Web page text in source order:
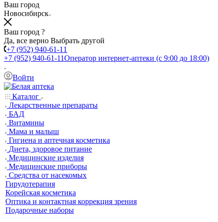
Ваш город
Новосибирск
Ваш город ?
Да, все верно Выбрать другой
+7 (952) 940-61-11
+7 (952) 940-61-11Оператор интернет-аптеки (с 9:00 до 18:00)
Войти
Каталог
Лекарственные препараты
БАД
Витамины
Мама и малыш
Гигиена и аптечная косметика
Диета, здоровое питание
Медицинские изделия
Медицинские приборы
Средства от насекомых
Гирудотерапия
Корейская косметика
Оптика и контактная коррекция зрения
Подарочные наборы